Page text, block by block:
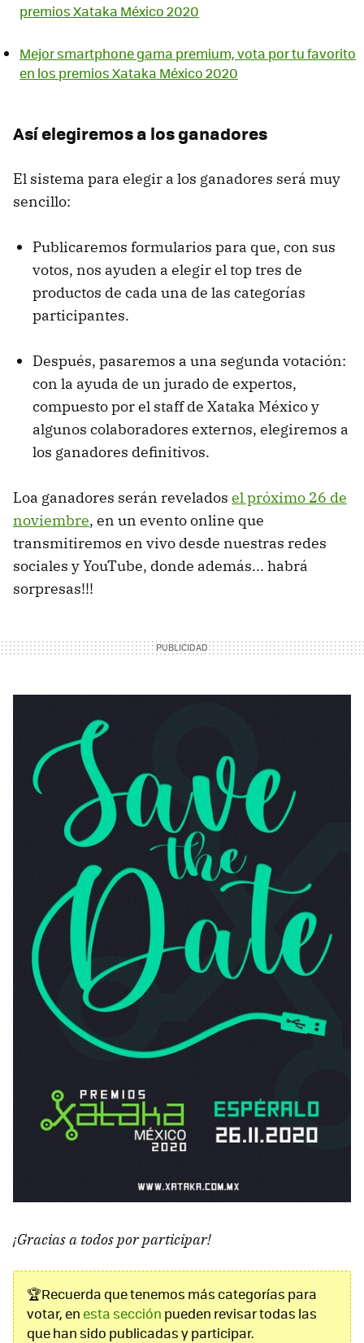
premios Xataka México 2020
Mejor smartphone gama premium, vota por tu favorito
en los premios Xataka México 2020
Así elegiremos a los ganadores
El sistema para elegir a los ganadores será muy
sencillo:
Publicaremos formularios para que, con sus
votos, nos ayuden a elegir el top tres de
productos de cada una de las categorías
participantes.
Después, pasaremos a una segunda votación:
con la ayuda de un jurado de expertos,
compuesto por el staff de Xataka México y
algunos colaboradores externos, elegiremos a
los ganadores definitivos.
Loa ganadores serán revelados el próximo 26 de
noviembre, en un evento online que
transmitiremos en vivo desde nuestras redes
sociales y YouTube, donde además... habrá
sorpresas!!!
¡Gracias a todos por participar!
🏆Recuerda que tenemos más categorías para
votar, en esta sección pueden revisar todas las
que han sido publicadas y participar.